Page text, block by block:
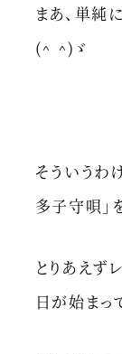
まあ、単純
(^ ^)ゞ
そういうわ
多子守唄」
とりあえず
日が始まっ